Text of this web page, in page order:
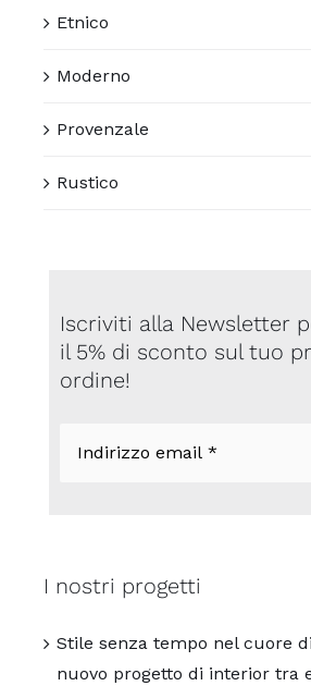
Etnico
Moderno
Provenzale
Rustico
Iscriviti alla Newsletter
il 5% di sconto sul tuo
ordine!
email
I nostri progetti
Stile senza tempo nel cuore
nuovo progetto di interior tra